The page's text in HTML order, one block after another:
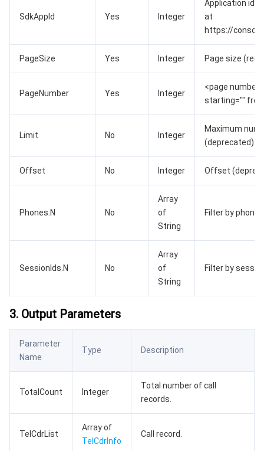
Anycast 公网加速
共享带宽包
VPN 连接
弹性公网 IP
游戏安全
漏洞扫描服务
防火墙管理
移动解析 HTTPDNS
DNSPod
云解析 DNS
腾讯会议
腾讯乐享
腾讯云企业网盘
弹性 MapReduce
Elasticsearch Service
流计算 Oceanus
腾讯云数据仓库 TCHouse-C
AI 基础产品
人脸识别
语音合成
机器翻译
AI 应用产品
腾讯云智能数智人
AI 平台产品
智能音乐平台
腾讯云智能体开发平台
大模型服务平台 TokenHub
物联网
消息队列 MQTT 版
消息队列 CMQ 版
实时互动-教育版
实时互动-工业能源版
媒体包装
媒体传输
直播录制
媒体处理
媒体处理
视频终端SDK
腾讯特效 SDK
腾讯健康组学平台
云资源管理
SdkAppId Yes Integer
Application id
at
https://
PageSize Yes Integer Page size
PageNumber Yes Integer
<page
starting=""
Limit No Integer
Maximum
(deprecated).
Offset No Integer Offset
Phones.N No
Array
of
String
Filter by phone
SessionIds.N No
Array
of
String
Filter by
3. Output Parameters
Parameter
Name
Type Description
TotalCount Integer
Total number of call
records.
TelCdrList
Array of
TelCdrInfo
Call record.